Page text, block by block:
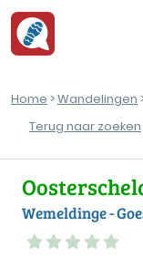
Home >Wandelingen
Terug naar zoeken
Wemeldinge -